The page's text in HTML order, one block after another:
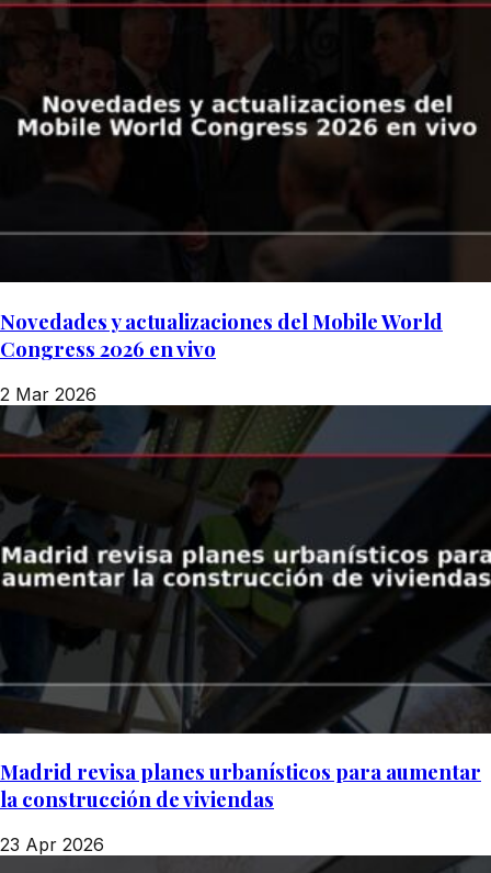
Novedades y actualizaciones del Mobile World
Congress 2026 en vivo
2 Mar 2026
Madrid revisa planes urbanísticos para aumentar
la construcción de viviendas
23 Apr 2026